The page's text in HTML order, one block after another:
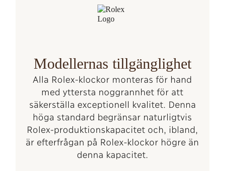
Modellernas tillgänglighet
Alla Rolex-klockor monteras för hand
med yttersta noggrannhet för att
säkerställa exceptionell kvalitet. Denna
höga standard begränsar naturligtvis
Rolex-produktionskapacitet och, ibland,
är efterfrågan på Rolex-klockor högre än
denna kapacitet.